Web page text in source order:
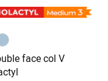
face col V